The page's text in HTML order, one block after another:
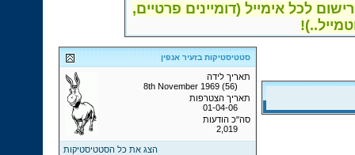
לכל אימייל (דומיינים פרטיים,
סטטיסטיקות בזעיר אנפין
תאריך לידה
8th November 1969 (56)
תאריך הצטרפות
01-04-06
סה"כ הודעות
2,019
הצג את כל הסטטיסטיקות